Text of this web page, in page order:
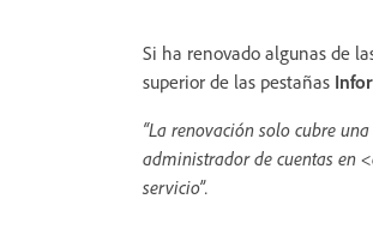
Si ha renovado algunas de
superior de las pestañas
“La renovación solo cubre
administrador de cuentas en
servicio”.